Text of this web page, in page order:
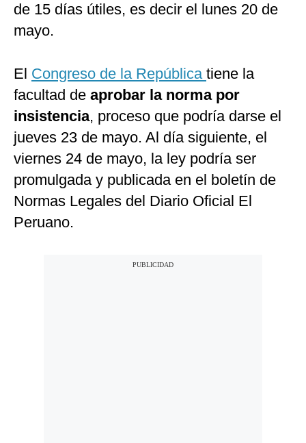
de 15 días útiles, es decir el lunes 20 de
mayo.
El Congreso de la República tiene la
facultad de aprobar la norma por
insistencia, proceso que podría darse el
jueves 23 de mayo. Al día siguiente, el
viernes 24 de mayo, la ley podría ser
promulgada y publicada en el boletín de
Normas Legales del Diario Oficial El
Peruano.